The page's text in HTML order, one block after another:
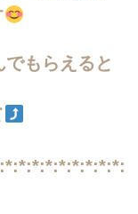
でもらえると